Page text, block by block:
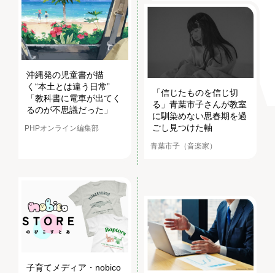
沖縄発の児童書が描
く“本土とは違う日常”
「教科書に電車が出てく
るのが不思議だった」
PHPオンライン編集部
「信じたものを信じ切
る」青葉市子さんが教室
に馴染めない思春期を過
ごし見つけた軸
青葉市子（音楽家）
子育てメディア・nobico